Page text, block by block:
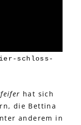
schloss-
hat sich
die Bettina
anderem in